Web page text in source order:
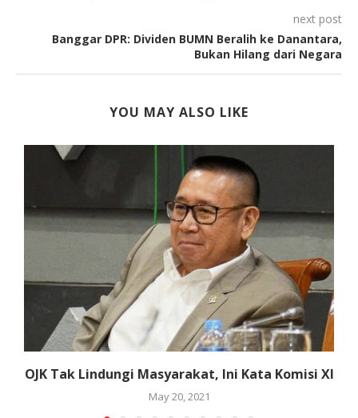
next post
Banggar DPR: Dividen BUMN Beralih ke Danantara,
Bukan Hilang dari Negara
YOU MAY ALSO LIKE
OJK Tak Lindungi Masyarakat, Ini Kata Komisi XI
May 20, 2021